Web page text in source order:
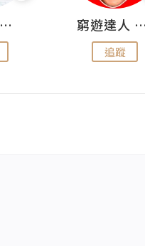
rikalammm 窮遊達人
追蹤